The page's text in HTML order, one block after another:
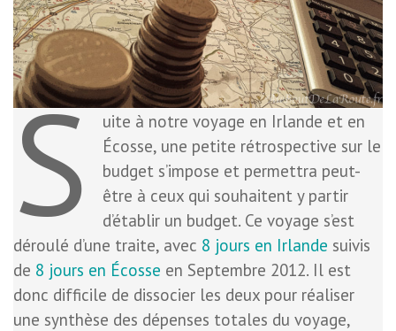
S
uite à notre voyage en Irlande et en
Écosse, une petite rétrospective sur le
budget s’impose et permettra peut-
être à ceux qui souhaitent y partir
d’établir un budget. Ce voyage s’est
déroulé d’une traite, avec 8 jours en Irlande suivis
de 8 jours en Écosse en Septembre 2012. Il est
donc difficile de dissocier les deux pour réaliser
une synthèse des dépenses totales du voyage,